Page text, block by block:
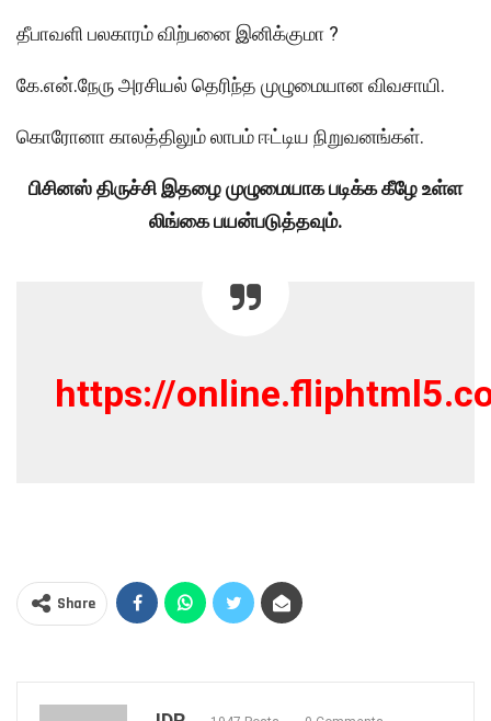
தீபாவளி பலகாரம் விற்பனை இனிக்குமா ?
கே.என்.நேரு அரசியல் தெரிந்த முழுமையான விவசாயி.
கொரோனா காலத்திலும் லாபம் ஈட்டிய நிறுவனங்கள்.
பிசினஸ் திருச்சி இதழை முழுமையாக படிக்க கீழே உள்ள
லிங்கை பயன்படுத்தவும்.
https://
Share